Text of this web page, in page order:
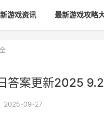
游戏资讯 最新游戏攻略
答案更新2025
2025-09-27